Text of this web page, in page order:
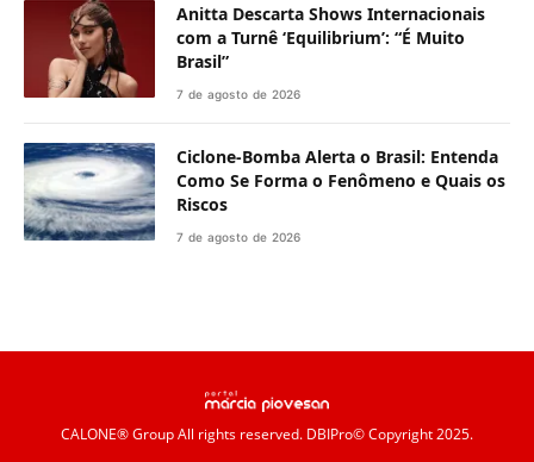
Anitta Descarta Shows Internacionais
com a Turnê ‘Equilibrium’: “É Muito
Brasil”
7 de agosto de 2026
Ciclone-Bomba Alerta o Brasil: Entenda
Como Se Forma o Fenômeno e Quais os
Riscos
7 de agosto de 2026
CALONE® GroupAll rights reserved. DBIPro© Copyright 2025.